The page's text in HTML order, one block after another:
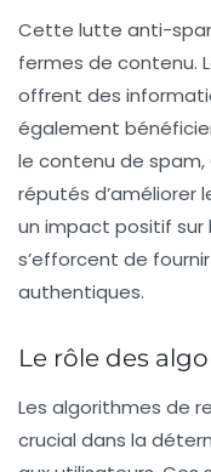
Cette lutte anti-
fermes de contenu.
offrent des
également
le contenu de
réputés d’améliorer
un impact positif
s’efforcent de
authentiques.
Le rôle des
Les algorithmes de
crucial dans la